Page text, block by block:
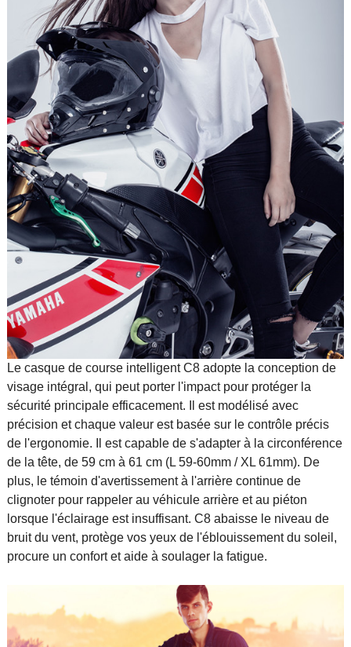
Le casque de course intelligent C8 adopte la conception de
visage intégral, qui peut porter l'impact pour protéger la
sécurité principale efficacement. Il est modélisé avec
précision et chaque valeur est basée sur le contrôle précis
de l'ergonomie. Il est capable de s'adapter à la circonférence
de la tête, de 59 cm à 61 cm (L 59-60mm / XL 61mm). De
plus, le témoin d'avertissement à l'arrière continue de
clignoter pour rappeler au véhicule arrière et au piéton
lorsque l'éclairage est insuffisant. C8 abaisse le niveau de
bruit du vent, protège vos yeux de l'éblouissement du soleil,
procure un confort et aide à soulager la fatigue.